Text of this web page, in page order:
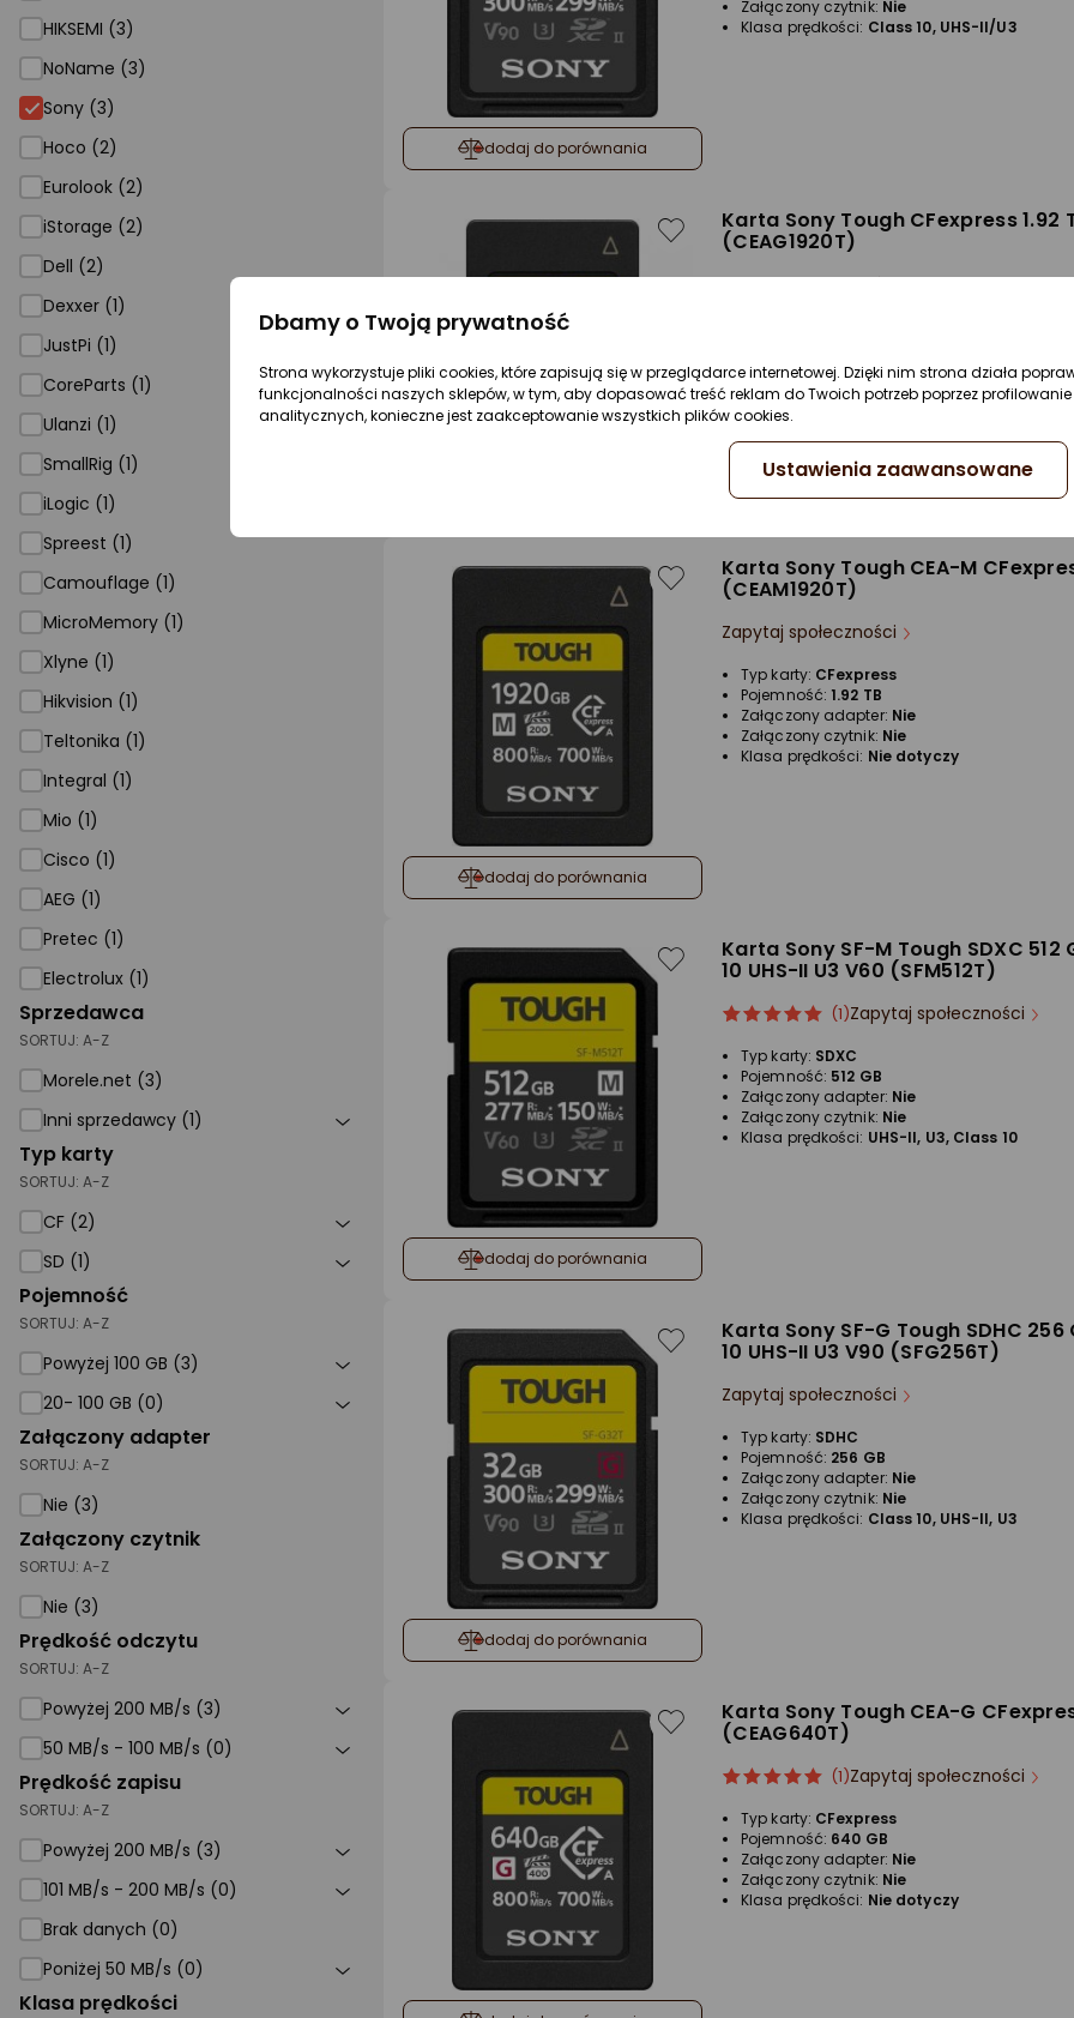
HIKSEMI (3)
NoName (3)
SonySony (3)
Hoco (2)
Eurolook (2)
iStorage (2)
Dell (2)
Dexxer (1)
JustPi (1)
CoreParts (1)
Ulanzi (1)
SmallRig (1)
iLogic (1)
Spreest (1)
Camouflage (1)
MicroMemory (1)
Xlyne (1)
Hikvision (1)
Teltonika (1)
Integral (1)
Mio (1)
Cisco (1)
AEG (1)
Pretec (1)
Electrolux (1)
Sprzedawca
SORTUJ: A-Z
Morele.net (3)
Inni sprzedawcy (1)
Typ karty
SORTUJ: A-Z
CF (2)
SDSD (1)
Pojemność
SORTUJ: A-Z
Powyżej 100 GB (3)
20- 100 GB (0)
Załączony adapter
SORTUJ: A-Z
Nie (3)
Załączony czytnik
SORTUJ: A-Z
Nie (3)
Prędkość odczytu
SORTUJ: A-Z
Powyżej 200 MB/s (3)
50 MB/s - 100 MB/s (0)
Prędkość zapisu
SORTUJ: A-Z
Powyżej 200 MB/s (3)
101 MB/s - 200 MB/s (0)
Brak danych (0)
Poniżej 50 MB/s (0)
Klasa prędkości
dodaj do porównania
Załączony czytnik: Nie
Klasa prędkości: Class 10, UHS-II/U3
Karta Sony Tough CFexpress 1.92
(CEAG1920T)
Zapytaj społeczności
Załączony adapter:Nie
Załączony czytnik:Nie
Klasa prędkości: Nie dotyczy
dodaj do porównania
Karta Sony Tough CEA-M
(CEAM1920T)
Zapytaj społeczności
Typ karty: CFexpress
Pojemność: 1.92 TB
Załączony adapter: Nie
Załączony czytnik: Nie
Klasa prędkości: Nie dotyczy
dodaj do porównania
Karta Sony SF-M Tough SDXC 512
10 UHS-II U3 V60 (SFM512T)
ocena
5/5
gwiazdki
Ocena
(1)Zapytaj społeczności
Typ karty: SDXC
Pojemność: 512 GB
Załączony adapter: Nie
Załączony czytnik: Nie
Klasa prędkości: UHS-II, U3, Class 10
dodaj do porównania
Karta Sony SF-G Tough SDHC 256
10 UHS-II U3 V90 (SFG256T)
Zapytaj społeczności
Typ karty: SDHC
Pojemność: 256 GB
Załączony adapter: Nie
Załączony czytnik: Nie
Klasa prędkości: Class 10, UHS-II, U3
Karta Sony Tough CEA-G
(CEAG640T)
ocena
5/5
gwiazdki
Ocena
(1)Zapytaj społeczności
Typ karty: CFexpress
Pojemność: 640 GB
Załączony adapter: Nie
Załączony czytnik: Nie
Klasa prędkości: Nie dotyczy
Dbamy o Twoją prywatność
Strona wykorzystuje pliki cookies, które zapisują się w przeglądarce internetowej. Dzięki nim strona działa
funkcjonalności naszych sklepów, w tym, aby dopasować treść reklam do Twoich potrzeb poprzez
analitycznych, konieczne jest zaakceptowanie wszystkich plików cookies.
Ustawienia zaawansowane